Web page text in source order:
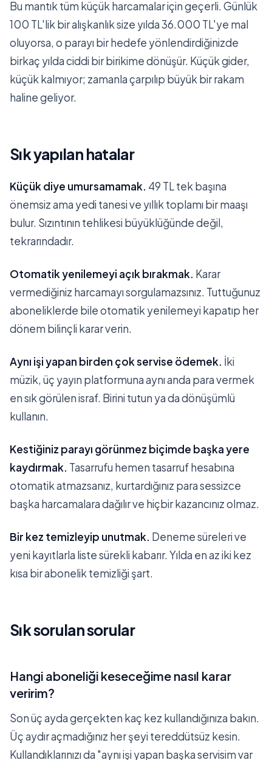
Bu mantık tüm küçük harcamalar için geçerli. Günlük
100 TL'lik bir alışkanlık size yılda 36.000 TL'ye mal
oluyorsa, o parayı bir hedefe yönlendirdiğinizde
birkaç yılda ciddi bir birikime dönüşür. Küçük gider,
küçük kalmıyor; zamanla çarpılıp büyük bir rakam
haline geliyor.
Sık yapılan hatalar
Küçük diye umursamamak. 49 TL tek başına
önemsiz ama yedi tanesi ve yıllık toplamı bir maaşı
bulur. Sızıntının tehlikesi büyüklüğünde değil,
tekrarındadır.
Otomatik yenilemeyi açık bırakmak. Karar
vermediğiniz harcamayı sorgulamazsınız. Tuttuğunuz
aboneliklerde bile otomatik yenilemeyi kapatıp her
dönem bilinçli karar verin.
Aynı işi yapan birden çok servise ödemek. İki
müzik, üç yayın platformuna aynı anda para vermek
en sık görülen israf. Birini tutun ya da dönüşümlü
kullanın.
Kestiğiniz parayı görünmez biçimde başka yere
kaydırmak. Tasarrufu hemen tasarruf hesabına
otomatik atmazsanız, kurtardığınız para sessizce
başka harcamalara dağılır ve hiçbir kazancınız olmaz.
Bir kez temizleyip unutmak. Deneme süreleri ve
yeni kayıtlarla liste sürekli kabarır. Yılda en az iki kez
kısa bir abonelik temizliği şart.
Sık sorulan sorular
Hangi aboneliği keseceğime nasıl karar
veririm?
Son üç ayda gerçekten kaç kez kullandığınıza bakın.
Üç aydır açmadığınız her şeyi tereddütsüz kesin.
Kullandıklarınızı da "aynı işi yapan başka servisim var